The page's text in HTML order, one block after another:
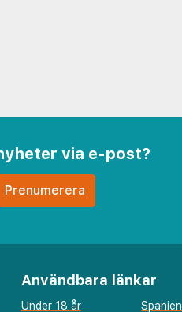
via e-post?
Användbara länkar
Under 18 år Spanien